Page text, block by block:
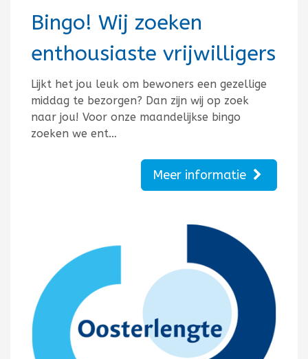
Bingo! Wij zoeken
enthousiaste vrijwilligers
Lijkt het jou leuk om bewoners een gezellige
middag te bezorgen? Dan zijn wij op zoek
naar jou! Voor onze maandelijkse bingo
zoeken we ent…
Meer informatie